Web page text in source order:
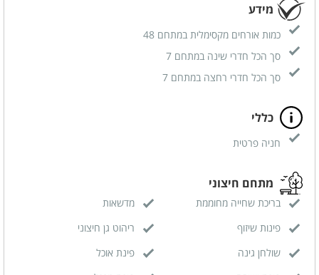
מידע
כמות אורחים מקסימלית במתחם 48
סך הכל חדרי שינה במתחם 7
סך הכל חדרי רחצה במתחם 7
כללי
חניה פרטית
מתחם חיצוני
בריכת שחייה מחוממת
מדשאות
פינות שיזוף
ריהוט גן חיצוני
שולחן גינה
פינת אוכל